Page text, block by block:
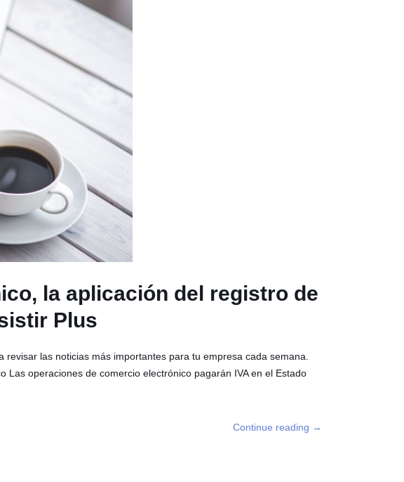
la aplicación del registro de
Plus
las noticias más importantes para tu empresa cada semana.
operaciones de comercio electrónico pagarán IVA en el Estado
Continue reading →